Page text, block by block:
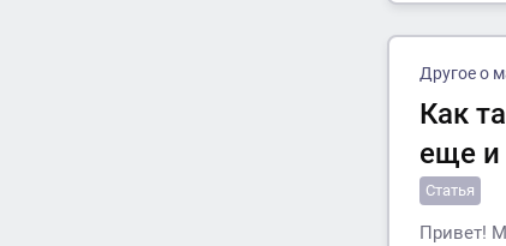
Другое о
Как
еще и
Статья
Привет!